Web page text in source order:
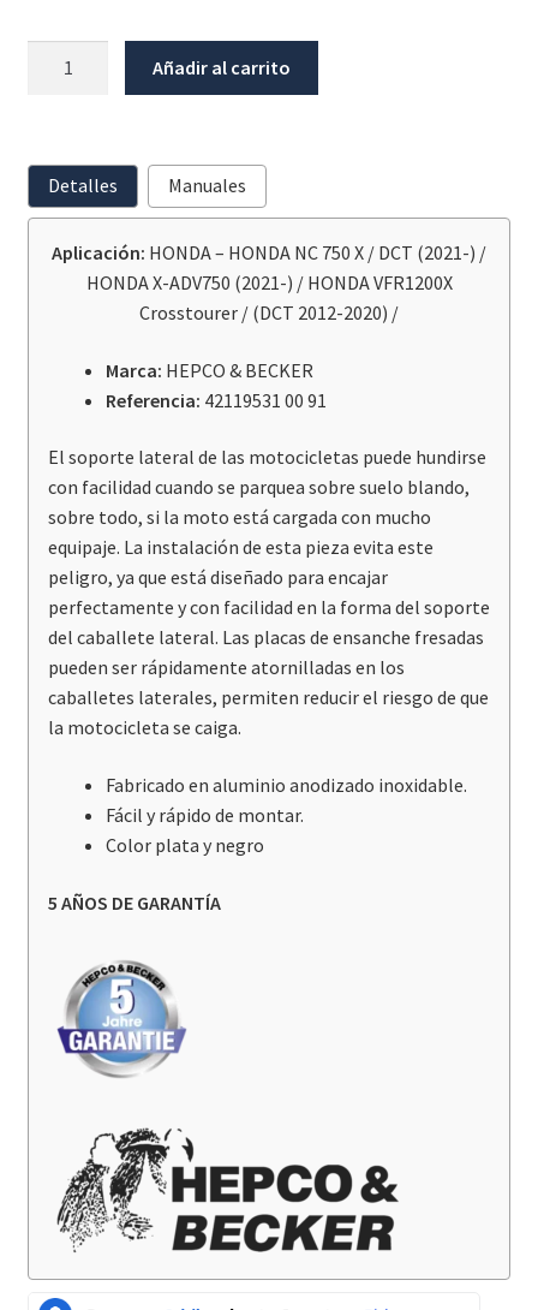
X-
Adv
cantidad
Añadir al carrito
Detalles Manuales
Aplicación: HONDA – HONDA NC 750 X / DCT (2021-) /
HONDA X-ADV750 (2021-) / HONDA VFR1200X
Crosstourer / (DCT 2012-2020) /
Marca: HEPCO & BECKER
Referencia: 42119531 00 91
El soporte lateral de las motocicletas puede hundirse
con facilidad cuando se parquea sobre suelo blando,
sobre todo, si la moto está cargada con mucho
equipaje. La instalación de esta pieza evita este
peligro, ya que está diseñado para encajar
perfectamente y con facilidad en la forma del soporte
del caballete lateral. Las placas de ensanche fresadas
pueden ser rápidamente atornilladas en los
caballetes laterales, permiten reducir el riesgo de que
la motocicleta se caiga.
Fabricado en aluminio anodizado inoxidable.
Fácil y rápido de montar.
Color plata y negro
5 AÑOS DE GARANTÍA